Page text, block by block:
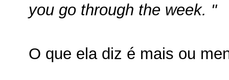
you go through the week. "
O que ela diz é mais ou